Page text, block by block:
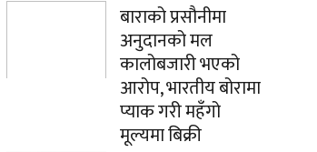
बाराको प्रसौनीमा
अनुदानको मल
कालोबजारी भएको
आरोप, भारतीय बोरामा
प्याक गरी महँगो
मूल्यमा बिक्री